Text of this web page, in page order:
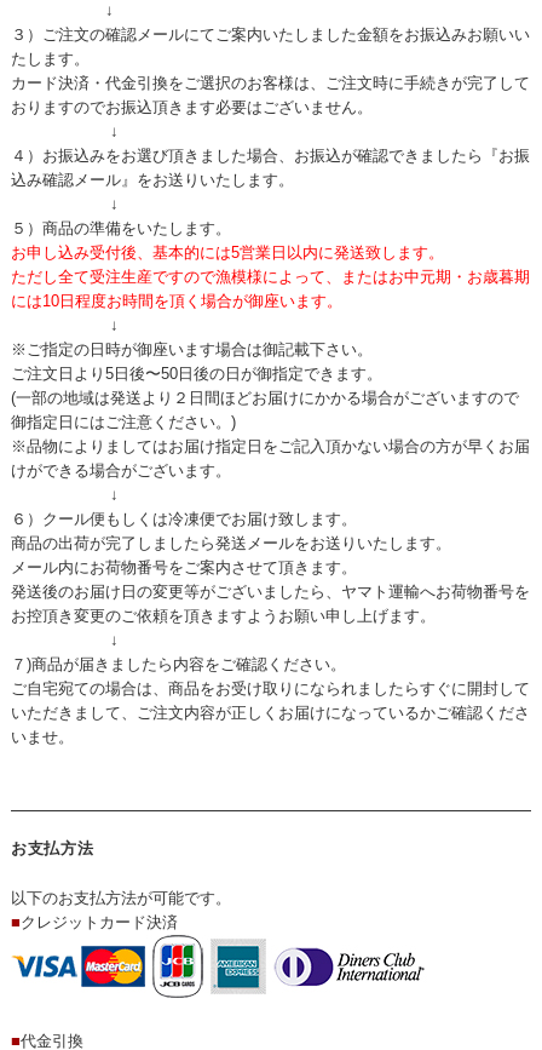
↓
３）ご注文の確認メールにてご案内いたしました金額をお振込みお願いい
たします。
カード決済・代金引換をご選択のお客様は、ご注文時に手続きが完了して
おりますのでお振込頂きます必要はございません。
↓
４）お振込みをお選び頂きました場合、お振込が確認できましたら『お振
込み確認メール』をお送りいたします。
↓
５）商品の準備をいたします。
お申し込み受付後、基本的には5営業日以内に発送致します。
ただし全て受注生産ですので漁模様によって、またはお中元期・お歳暮期
には10日程度お時間を頂く場合が御座います。
↓
※ご指定の日時が御座います場合は御記載下さい。
ご注文日より5日後〜50日後の日が御指定できます。
(一部の地域は発送より２日間ほどお届けにかかる場合がございますので
御指定日にはご注意ください。)
※品物によりましてはお届け指定日をご記入頂かない場合の方が早くお届
けができる場合がございます。
↓
６）クール便もしくは冷凍便でお届け致します。
商品の出荷が完了しましたら発送メールをお送りいたします。
メール内にお荷物番号をご案内させて頂きます。
発送後のお届け日の変更等がございましたら、ヤマト運輸へお荷物番号を
お控頂き変更のご依頼を頂きますようお願い申し上げます。
↓
７)商品が届きましたら内容をご確認ください。
ご自宅宛ての場合は、商品をお受け取りになられましたらすぐに開封して
いただきまして、ご注文内容が正しくお届けになっているかご確認くださ
いませ。
お支払方法
以下のお支払方法が可能です。
■クレジットカード決済
■代金引換